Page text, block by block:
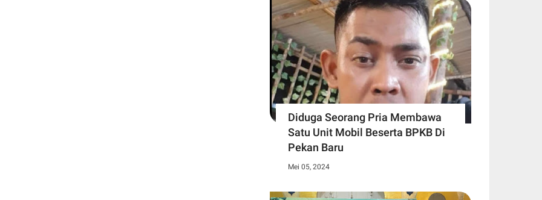
Diduga Seorang Pria Membawa
Satu Unit Mobil Beserta BPKB Di
Pekan Baru
Mei 05, 2024